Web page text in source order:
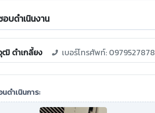
บดำเนินงาน
ฒิ ดำเกลี้ยง เบอร์โทรศัพท์: 0979527878
ดำเนินการ: